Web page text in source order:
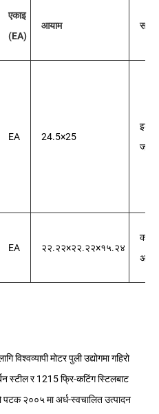
एकाइ
(EA)
आयाम सतह
EA 24.5×25
जस्ती
EA २२.२२×२२.२२×१५.२४
कालो
विश्वव्यापी मोटर पुली उद्योगमा गहिरो
स्टील र 1215 फ्रि-कटिंग स्टिलबाट
पटक २००५ मा अर्ध-स्वचालित उत्पादन